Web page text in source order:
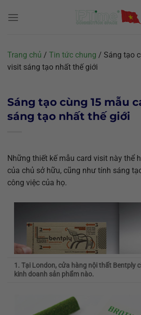
đến
Trang chủ / Tin tức chung / Sáng tạo
visit sáng tạo nhất thế giới
Sáng tạo cùng 15 mẫu
sáng tạo nhất thế giới
Những thiết kế mẫu card visit này thể
của chủ sở hữu, cũng như tính sáng
công việc của họ.
1. Tại London, cửa hàng nội thất Bentply
kinh doanh sản phẩm nào.